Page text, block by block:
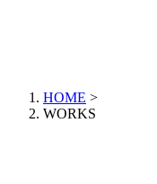
HOME >
WORKS